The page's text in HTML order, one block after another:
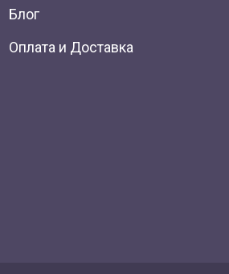
Блог
Оплата и Доставка